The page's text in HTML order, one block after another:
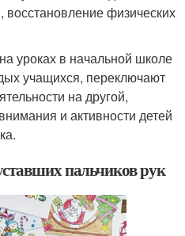
физических
уроках в начальной школе
учащихся, переключают
на другой,
и активности детей
пальчиков рук